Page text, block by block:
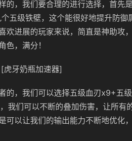
的，我们要合理的进行选择，首先
五级铁壁，这个能很好地提升防御
欢进展的玩家来说，简直是神助攻
色，满分！
[虎牙奶瓶加速器]
的，我们可以选择五级血刃x9+五
我们可以不断的叠加伤害，让所有
可以让我们的输出能力不断地优化